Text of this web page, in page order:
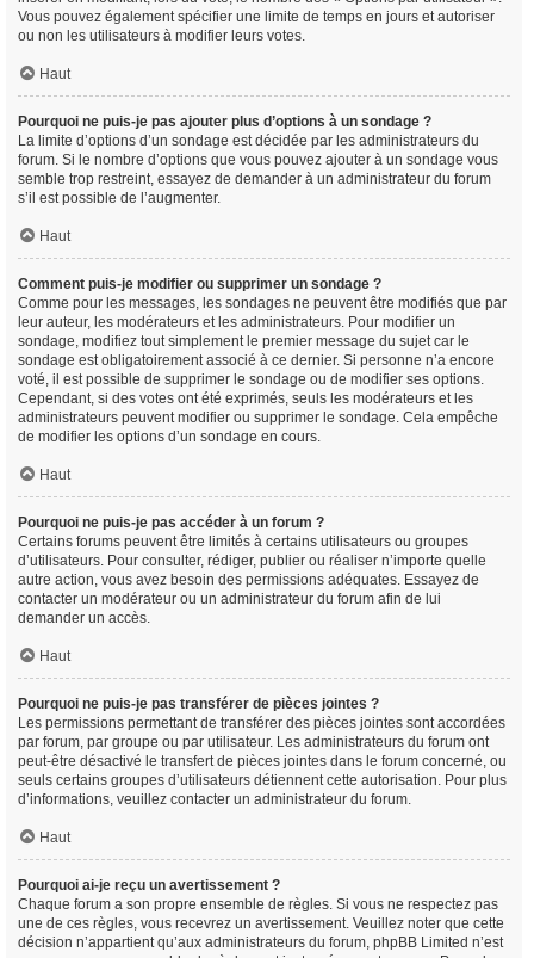
Vous pouvez également spécifier une limite de temps en jours et autoriser
ou non les utilisateurs à modifier leurs votes.
Haut
Pourquoi ne puis-je pas ajouter plus d’options à un sondage ?
La limite d’options d’un sondage est décidée par les administrateurs du
forum. Si le nombre d’options que vous pouvez ajouter à un sondage vous
semble trop restreint, essayez de demander à un administrateur du forum
s’il est possible de l’augmenter.
Haut
Comment puis-je modifier ou supprimer un sondage ?
Comme pour les messages, les sondages ne peuvent être modifiés que par
leur auteur, les modérateurs et les administrateurs. Pour modifier un
sondage, modifiez tout simplement le premier message du sujet car le
sondage est obligatoirement associé à ce dernier. Si personne n’a encore
voté, il est possible de supprimer le sondage ou de modifier ses options.
Cependant, si des votes ont été exprimés, seuls les modérateurs et les
administrateurs peuvent modifier ou supprimer le sondage. Cela empêche
de modifier les options d’un sondage en cours.
Haut
Pourquoi ne puis-je pas accéder à un forum ?
Certains forums peuvent être limités à certains utilisateurs ou groupes
d’utilisateurs. Pour consulter, rédiger, publier ou réaliser n’importe quelle
autre action, vous avez besoin des permissions adéquates. Essayez de
contacter un modérateur ou un administrateur du forum afin de lui
demander un accès.
Haut
Pourquoi ne puis-je pas transférer de pièces jointes ?
Les permissions permettant de transférer des pièces jointes sont accordées
par forum, par groupe ou par utilisateur. Les administrateurs du forum ont
peut-être désactivé le transfert de pièces jointes dans le forum concerné, ou
seuls certains groupes d’utilisateurs détiennent cette autorisation. Pour plus
d’informations, veuillez contacter un administrateur du forum.
Haut
Pourquoi ai-je reçu un avertissement ?
Chaque forum a son propre ensemble de règles. Si vous ne respectez pas
une de ces règles, vous recevrez un avertissement. Veuillez noter que cette
décision n’appartient qu’aux administrateurs du forum, phpBB Limited n’est